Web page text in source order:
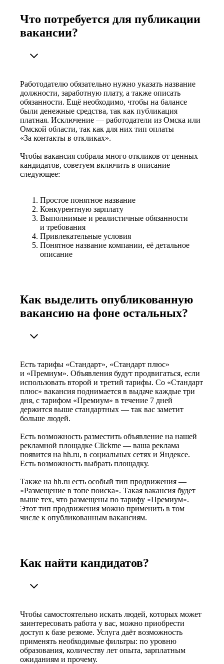
Что потребуется для публикации
вакансии?
Работодателю обязательно нужно указать название
должности, заработную плату, а также описать
обязанности. Ещё необходимо, чтобы на балансе
были денежные средства, так как публикация
платная. Исключение — работодатели из Омска или
Омской области, так как для них тип оплаты
«За контакты в откликах».
Чтобы вакансия собрала много откликов от ценных
кандидатов, советуем включить в описание
следующее:
Простое понятное название
Конкурентную зарплату
Выполнимые и реалистичные обязанности
и требования
Привлекательные условия
Понятное название компании, её детальное
описание
Как выделить опубликованную
вакансию на фоне остальных?
Есть тарифы «Стандарт», «Стандарт плюс»
и «Премиум». Объявления будут продвигаться, если
использовать второй и третий тарифы. Со «Стандарт
плюс» вакансия поднимается в выдаче каждые три
дня, с тарифом «Премиум» в течение 7 дней
держится выше стандартных — так вас заметит
больше людей.
Есть возможность разместить объявление на нашей
рекламной площадке Clickme — ваша реклама
появится на hh.ru, в социальных сетях и Яндексе.
Есть возможность выбрать площадку.
Также на hh.ru есть особый тип продвижения —
«Размещение в топе поиска». Такая вакансия будет
выше тех, что размещены по тарифу «Премиум».
Этот тип продвижения можно применить в том
числе к опубликованным вакансиям.
Как найти кандидатов?
Чтобы самостоятельно искать людей, которых может
заинтересовать работа у вас, можно приобрести
доступ к базе резюме. Услуга даёт возможность
применять необходимые фильтры: по уровню
образования, количеству лет опыта, зарплатным
ожиданиям и прочему.